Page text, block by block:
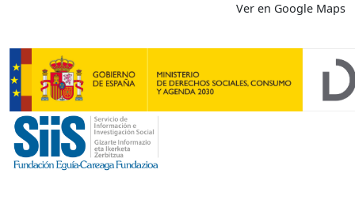
Ver en Google Maps